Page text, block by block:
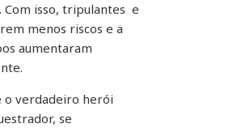
Com isso, tripulantes e
menos riscos e a
aumentaram
o verdadeiro herói
se